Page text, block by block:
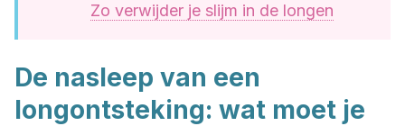
Zo verwijder je slijm in de longen
De nasleep van een
longontsteking: wat moet je